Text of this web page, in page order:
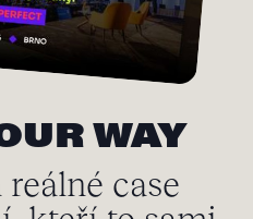
WAY
case